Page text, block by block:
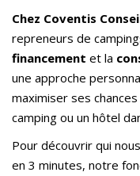
Chez Coventis
repreneurs de
financement et la
une approche
maximiser ses
camping ou un hôtel
Pour découvrir qui
en 3 minutes, notre